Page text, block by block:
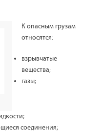
К опасным грузам
относятся:
взрывчатые
вещества;
газы;
соединения;